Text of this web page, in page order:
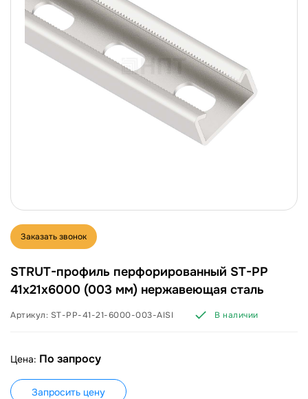
Заказать звонок
STRUT-профиль перфорированный ST-PP
41х21х6000 (003 мм) нержавеющая сталь
Артикул: ST-PP-41-21-6000-003-AISI В наличии
Цена: По запросу
Запросить цену